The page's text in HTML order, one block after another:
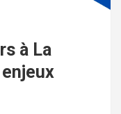
à La